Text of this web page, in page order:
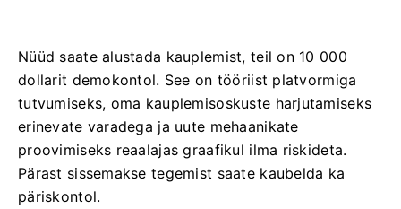
Nüüd saate alustada kauplemist, teil on 10 000
dollarit demokontol. See on tööriist platvormiga
tutvumiseks, oma kauplemisoskuste harjutamiseks
erinevate varadega ja uute mehaanikate
proovimiseks reaalajas graafikul ilma riskideta.
Pärast sissemakse tegemist saate kaubelda ka
päriskontol.